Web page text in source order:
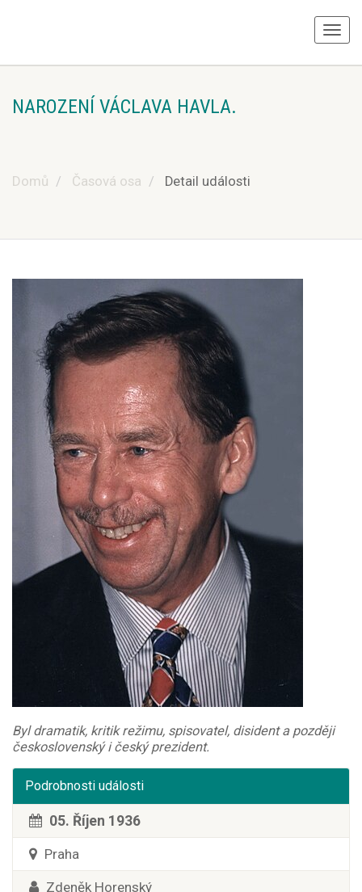
NAROZENÍ VÁCLAVA HAVLA.
Domů Časová osa Detail události
Byl dramatik, kritik režimu, spisovatel, disident a později
československý i český prezident.
Podrobnosti události
05. Říjen 1936
Praha
Zdeněk Horenský